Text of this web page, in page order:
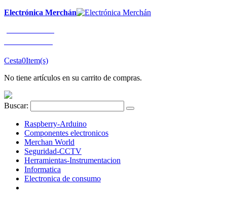
Electrónica Merchán
Cesta0Item(s)
No tiene artículos en su carrito de compras.
Buscar:
Raspberry-Arduino
Componentes electronicos
Merchan World
Seguridad-CCTV
Herramientas-Instrumentacion
Informatica
Electronica de consumo